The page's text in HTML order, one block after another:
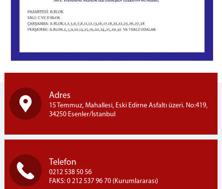
Adres
15 Temmuz, Mahallesi, Eski Edirne Asfaltı üzeri. No:419,
34250 Esenler/İstanbul
Telefon
0212 538 50 56
FAKS: 0 212 537 96 70 (Kurumlararası)